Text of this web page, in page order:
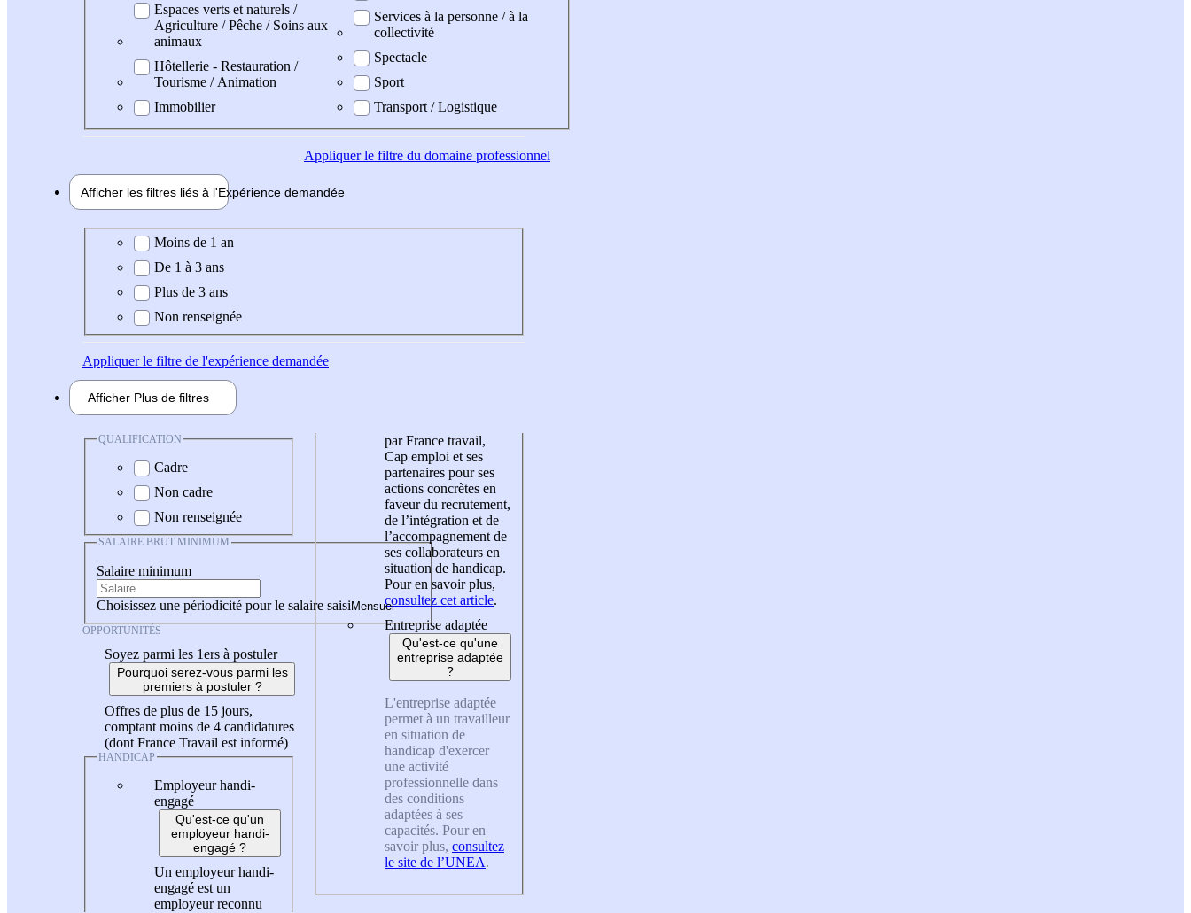
Espaces verts et naturels /
Agriculture / Pêche / Soins aux
animaux
Hôtellerie - Restauration /
Tourisme / Animation
Immobilier
Services à la personne / à la
collectivité
Spectacle
Sport
Transport / Logistique
Appliquerle filtre du domaine professionnel
Afficher les filtres liés à l'Expérience demandée
Expérience demandée
Moins de 1 an
De 1 à 3 ans
Plus de 3 ans
Non renseignée
Appliquerle filtre de l'expérience demandée
Afficher Plus de filtres
QUALIFICATION
Cadre
Non cadre
Non renseignée
SALAIRE BRUT MINIMUM
Salaire minimum
Choisissez une périodicité pour le salaire saisi
OPPORTUNITÉS
Soyez parmi les 1ers à postuler
Pourquoi serez-vous parmi les
premiers à postuler ?
Offres de plus de 15 jours,
comptant moins de 4 candidatures
(dont France Travail est informé)
HANDICAP
Employeur handi-
engagé
Qu'est-ce qu'un
employeur handi-
engagé ?
Un employeur handi-
engagé est un
employeur reconnu
par France travail,
Cap emploi et ses
partenaires pour ses
actions concrètes en
faveur du recrutement,
de l’intégration et de
l’accompagnement de
ses collaborateurs en
situation de handicap.
Pour en savoir plus,
consultez cet article.
Entreprise adaptée
Qu'est-ce qu'une
entreprise adaptée
?
L'entreprise adaptée
permet à un travailleur
en situation de
handicap d'exercer
une activité
professionnelle dans
des conditions
adaptées à ses
capacités. Pour en
savoir plus, consultez
le site de l’UNEA.